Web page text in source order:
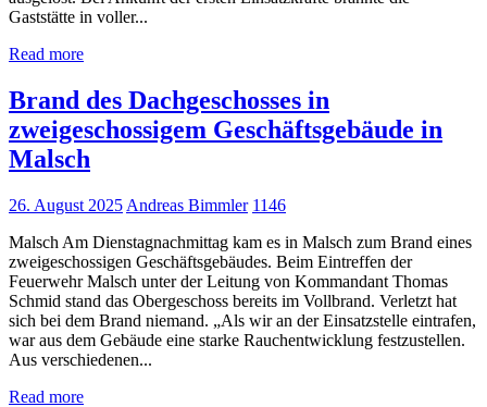
Gaststätte in voller...
Read more
Brand des Dachgeschosses in
zweigeschossigem Geschäftsgebäude in
Malsch
26. August 2025 Andreas Bimmler 1146
Malsch Am Dienstagnachmittag kam es in Malsch zum Brand eines
zweigeschossigen Geschäftsgebäudes. Beim Eintreffen der
Feuerwehr Malsch unter der Leitung von Kommandant Thomas
Schmid stand das Obergeschoss bereits im Vollbrand. Verletzt hat
sich bei dem Brand niemand. „Als wir an der Einsatzstelle eintrafen,
war aus dem Gebäude eine starke Rauchentwicklung festzustellen.
Aus verschiedenen...
Read more